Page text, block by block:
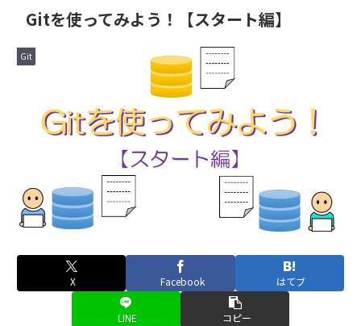
Gitを使ってみよう！【スタート編】
Git
X Facebook はてブ
LINE コピー